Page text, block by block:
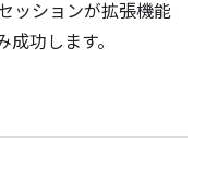
ッションが拡張機能
功します。